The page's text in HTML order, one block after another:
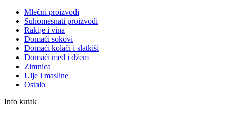
Mlečni proizvodi
Suhomesnati proizvodi
Rakije i vina
Domaći sokovi
Domaći kolači i slatkiši
Domaći med i džem
Zimnica
Ulje i masline
Ostalo
Info kutak